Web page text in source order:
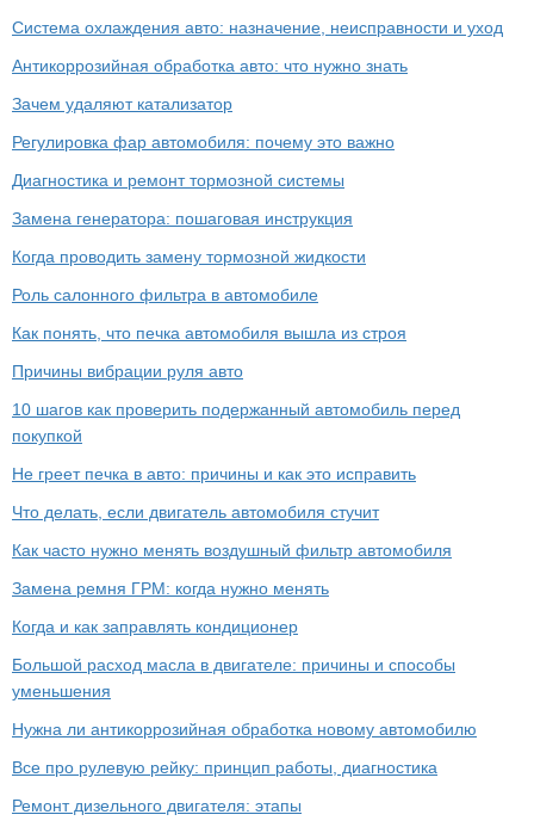
Система охлаждения авто: назначение, неисправности и уход
Антикоррозийная обработка авто: что нужно знать
Зачем удаляют катализатор
Регулировка фар автомобиля: почему это важно
Диагностика и ремонт тормозной системы
Замена генератора: пошаговая инструкция
Когда проводить замену тормозной жидкости
Роль салонного фильтра в автомобиле
Как понять, что печка автомобиля вышла из строя
Причины вибрации руля авто
10 шагов как проверить подержанный автомобиль перед
покупкой
Не греет печка в авто: причины и как это исправить
Что делать, если двигатель автомобиля стучит
Как часто нужно менять воздушный фильтр автомобиля
Замена ремня ГРМ: когда нужно менять
Когда и как заправлять кондиционер
Большой расход масла в двигателе: причины и способы
уменьшения
Нужна ли антикоррозийная обработка новому автомобилю
Все про рулевую рейку: принцип работы, диагностика
Ремонт дизельного двигателя: этапы